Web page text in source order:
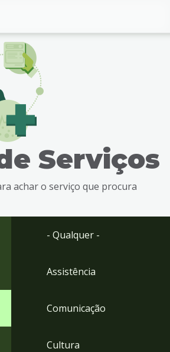
Serviços
achar o serviço que procura
- Qualquer -
Assistência
Comunicação
Cultura